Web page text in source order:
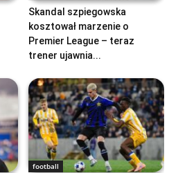
Skandal szpiegowska
kosztował marzenie o
Premier League – teraz
trener ujawnia...
football